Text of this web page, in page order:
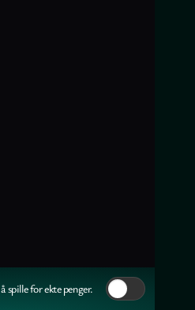
spille for ekte penger.